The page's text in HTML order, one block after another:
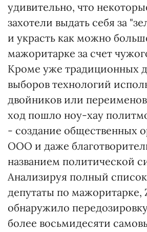
удивительно, что
захотели выдать себя за
и украсть как можно
мажоритарке за счет
Кроме уже традиционных
выборов технологий
двойников или
ход пошло ноу-хау
- создание общественных
ООО и даже
названием политической
Анализируя полный
депутаты по мажоритарке,
обнаружило
более восьмидесяти